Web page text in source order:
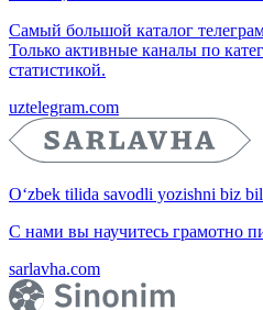
Самый большой каталог
Только активные каналы по
статистикой.
uztelegram.com
O‘zbek tilida savodli yozishni biz
С нами вы научитесь грамотно
sarlavha.com